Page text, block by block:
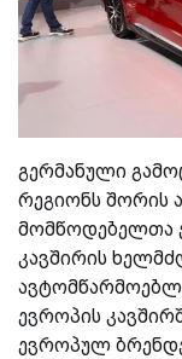
გერმანული
რეგიონს შორის
მომწოდებელთა
კავშირის
ევროპის
ევროპულ